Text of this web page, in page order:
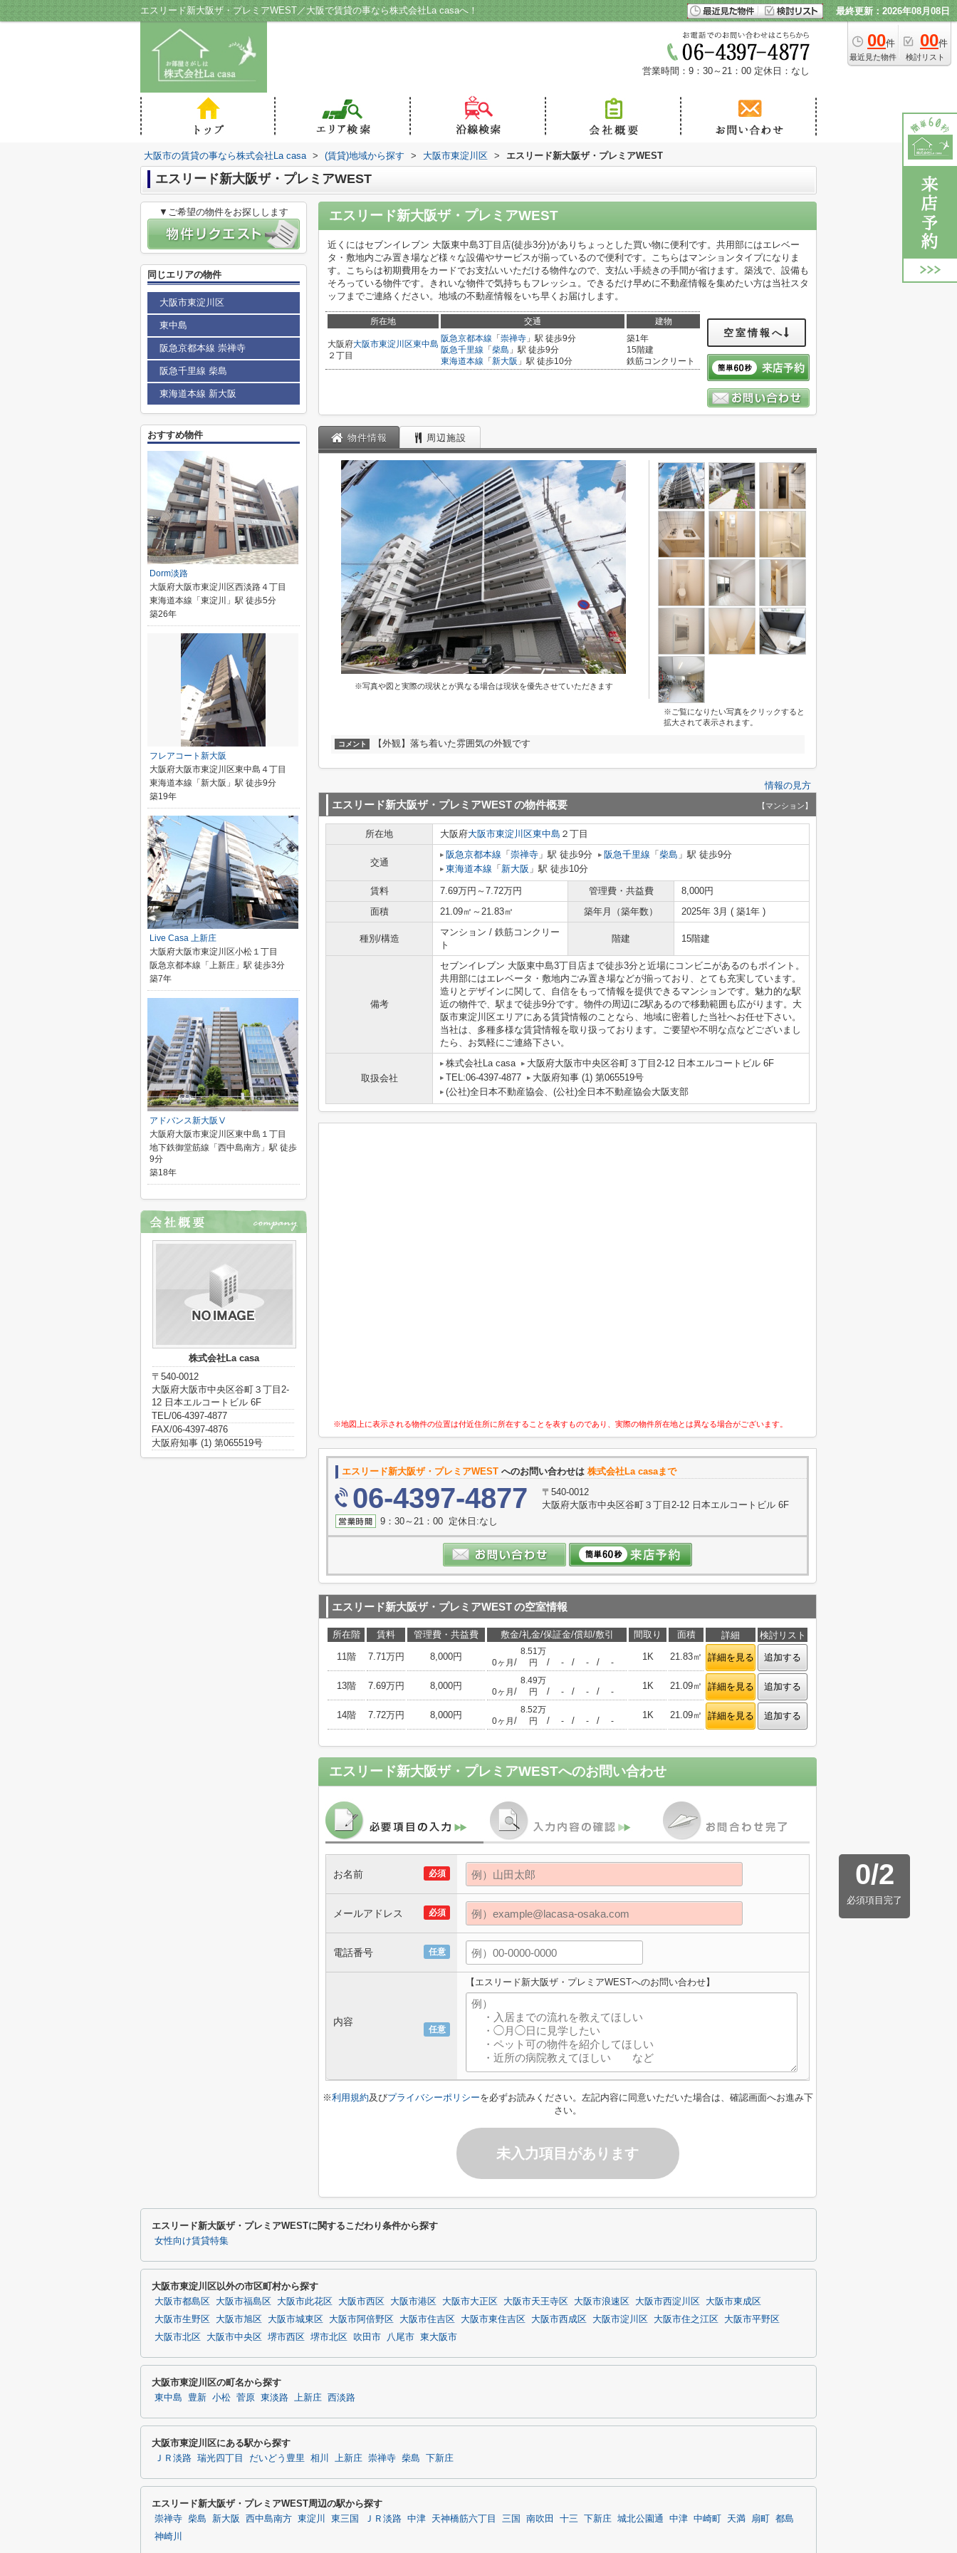
エスリード新大阪ザ・プレミアWEST／大阪で賃貸の事なら株式会社La casaへ！ 最終更新：2026年08月08日
00件
最近見た物件
00件
検討リスト
営業時間：9：30～21：00 定休日：なし
大阪市の賃貸の事なら株式会社La casa > (賃貸)地域から探す > 大阪市東淀川区 > エスリード新大阪ザ・プレミアWEST
エスリード新大阪ザ・プレミアWEST
エスリード新大阪ザ・プレミアWEST
近くにはセブンイレブン 大阪東中島3丁目店(徒歩3分)がありちょっとした買い物に便利です。共用部にはエレベー
タ・敷地内ごみ置き場など様々な設備やサービスが揃っているので便利です。こちらはマンションタイプになりま
す。こちらは初期費用をカードでお支払いいただける物件なので、支払い手続きの手間が省けます。築浅で、設備も
そろっている物件です。きれいな物件で気持ちもフレッシュ。できるだけ早めに不動産情報を集めたい方は当社スタ
ッフまでご連絡ください。地域の不動産情報をいち早くお届けします。
所在地 交通 建物
大阪府大阪市東淀川区東中島
２丁目
阪急京都本線 「 崇禅寺 」駅 徒歩9分
阪急千里線 「 柴島 」駅 徒歩9分
東海道本線 「 新大阪 」駅 徒歩10分
築1年
15階建
鉄筋コンクリート
空室情報へ
物件情報 周辺施設
※写真や図と実際の現状とが異なる場合は現状を優先させていただきます
※ご覧になりたい写真をクリックすると
拡大されて表示されます。
コメント 【外観】落ち着いた雰囲気の外観です
情報の見方
エスリード新大阪ザ・プレミアWESTの物件概要 【マンション】
所在地 大阪府大阪市東淀川区東中島 ２丁目
交通
阪急京都本線 「 崇禅寺 」駅 徒歩9分 阪急千里線 「 柴島 」駅 徒歩9分
東海道本線 「 新大阪 」駅 徒歩10分
賃料 7.69万円～7.72万円 管理費・共益費
8,000円
面積
21.09㎡～21.83㎡ 築年月（築年数） 2025年 3月 ( 築1年 )
種別/構造
マンション / 鉄筋コンクリー
ト
階建 15階建
備考
セブンイレブン 大阪東中島3丁目店まで徒歩3分と近場にコンビニがあるのもポイント。
共用部にはエレベータ・敷地内ごみ置き場などが揃っており、とても充実しています。
造りとデザインに関して、自信をもって情報を提供できるマンションです。魅力的な駅
近の物件で、駅まで徒歩9分です。物件の周辺に2駅あるので移動範囲も広がります。大
阪市東淀川区エリアにある賃貸情報のことなら、地域に密着した当社へお任せ下さい。
当社は、多種多様な賃貸情報を取り扱っております。ご要望や不明な点などございまし
たら、お気軽にご連絡下さい。
取扱会社
株式会社La casa
大阪府大阪市中央区谷町３丁目2-12 日本エルコートビル 6F
TEL:06-4397-4877
大阪府知事 (1) 第065519号
(公社)全日本不動産協会、(公社)全日本不動産協会大阪支部
※地図上に表示される物件の位置は付近住所に所在することを表すものであり、実際の物件所在地とは異なる場合がございます。
エスリード新大阪ザ・プレミアWEST へのお問い合わせは 株式会社La casaまで
06-4397-4877
〒540-0012
大阪府大阪市中央区谷町３丁目2-12 日本エルコートビル 6F
9：30～21：00 定休日:なし
エスリード新大阪ザ・プレミアWESTの空室情報
所在階 賃料 管理費・共益費 敷金/礼金/保証金/償却/敷引 間取り 面積 詳細
検討リスト
11階
7.71万円 8,000円
0ヶ月 /
8.51万
円
/ - / - / -
1K 21.83㎡ 詳細を見る 追加する
13階 7.69万円 8,000円
0ヶ月 /
8.49万
円
/ - / - / -
1K 21.09㎡ 詳細を見る 追加する
14階 7.72万円 8,000円
0ヶ月 /
8.52万
円
/ - / - / -
1K 21.09㎡ 詳細を見る 追加する
エスリード新大阪ザ・プレミアWESTへのお問い合わせ
0/2
必須項目完了
必須
お名前
必須
メールアドレス
任意
電話番号
任意
内容
【エスリード新大阪ザ・プレミアWESTへのお問い合わせ】
※利用規約及びプライバシーポリシーを必ずお読みください。左記内容に同意いただいた場合は、確認画面へお進み下
さい。
未入力項目があります
▼ご希望の物件をお探しします
同じエリアの物件
大阪市東淀川区
東中島
阪急京都本線 崇禅寺
阪急千里線 柴島
東海道本線 新大阪
おすすめ物件
Dorm淡路
大阪府大阪市東淀川区西淡路４丁目
東海道本線「東淀川」駅 徒歩5分
築26年
フレアコート新大阪
大阪府大阪市東淀川区東中島４丁目
東海道本線「新大阪」駅 徒歩9分
築19年
Live Casa 上新庄
大阪府大阪市東淀川区小松１丁目
阪急京都本線「上新庄」駅 徒歩3分
築7年
アドバンス新大阪Ⅴ
大阪府大阪市東淀川区東中島１丁目
地下鉄御堂筋線「西中島南方」駅 徒歩
9分
築18年
株式会社La casa
〒540-0012
大阪府大阪市中央区谷町３丁目2-
12 日本エルコートビル 6F
TEL/06-4397-4877
FAX/06-4397-4876
大阪府知事 (1) 第065519号
エスリード新大阪ザ・プレミアWESTに関するこだわり条件から探す
女性向け賃貸特集
大阪市東淀川区以外の市区町村から探す
大阪市都島区 大阪市福島区 大阪市此花区 大阪市西区 大阪市港区 大阪市大正区 大阪市天王寺区 大阪市浪速区 大阪市西淀川区
大阪市東成区
大阪市生野区
大阪市旭区 大阪市城東区 大阪市阿倍野区 大阪市住吉区 大阪市東住吉区 大阪市西成区 大阪市淀川区 大阪市住之江区
大阪市平野区
大阪市北区
大阪市中央区 堺市西区 堺市北区 吹田市 八尾市 東大阪市
大阪市東淀川区の町名から探す
東中島 豊新 小松 菅原 東淡路 上新庄 西淡路
大阪市東淀川区にある駅から探す
ＪＲ淡路 瑞光四丁目 だいどう豊里 相川 上新庄 崇禅寺 柴島 下新庄
エスリード新大阪ザ・プレミアWEST周辺の駅から探す
崇禅寺 柴島 新大阪 西中島南方 東淀川 東三国 ＪＲ淡路 中津 天神橋筋六丁目 三国 南吹田 十三 下新庄 城北公園通 中津 中崎町 天満 扇町
都島
神崎川